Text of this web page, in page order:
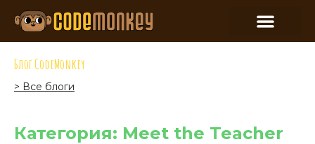
Блог CodeMonkey
> Все блоги
Категория: Meet the Teacher